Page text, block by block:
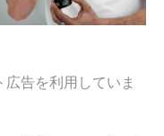
告を利用していま